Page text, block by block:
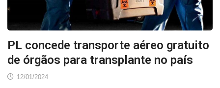
PL concede transporte aéreo gratuito
de órgãos para transplante no país
12/01/2024